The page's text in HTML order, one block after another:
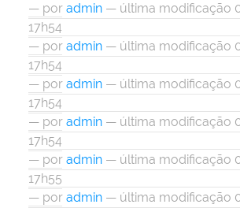
— por admin — última modificação
17h54
— por admin — última modificação
17h54
— por admin — última modificação
17h54
— por admin — última modificação
17h54
— por admin — última modificação
17h55
— por admin — última modificação